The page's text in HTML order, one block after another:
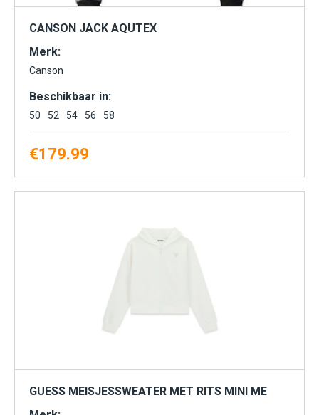
CANSON JACK AQUTEX
Merk:
Canson
Beschikbaar in:
50 52 54 56 58
€179.99
GUESS MEISJESSWEATER MET RITS MINI ME